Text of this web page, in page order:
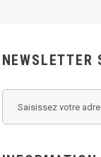
NEWSLETTER